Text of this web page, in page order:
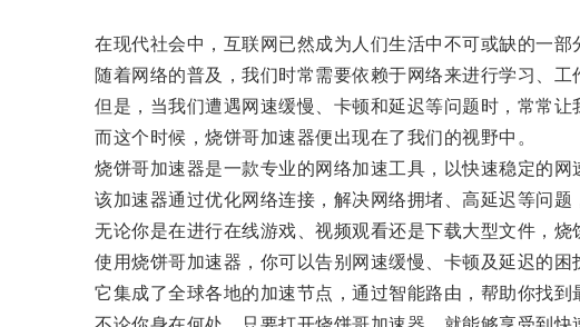
在现代社会中，互联网已然成为人们生活中不可或缺的一部
随着网络的普及，我们时常需要依赖于网络来进行学习、工
但是，当我们遭遇网速缓慢、卡顿和延迟等问题时，常常让
而这个时候，烧饼哥加速器便出现在了我们的视野中。
烧饼哥加速器是一款专业的网络加速工具，以快速稳定的网
该加速器通过优化网络连接，解决网络拥堵、高延迟等问题
无论你是在进行在线游戏、视频观看还是下载大型文件，烧
使用烧饼哥加速器，你可以告别网速缓慢、卡顿及延迟的困
它集成了全球各地的加速节点，通过智能路由，帮助你找到